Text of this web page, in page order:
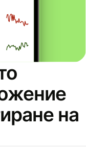
на